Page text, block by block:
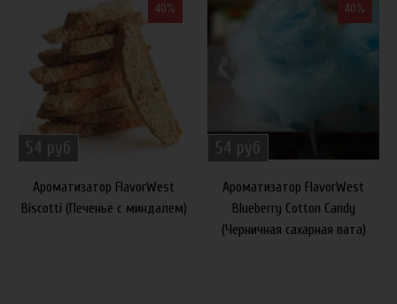
40%
54 руб
Ароматизатор FlavorWest
Biscotti (Печенье с миндалем)
40%
54 руб
Ароматизатор FlavorWest
Blueberry Cotton Candy
(Черничная сахарная вата)